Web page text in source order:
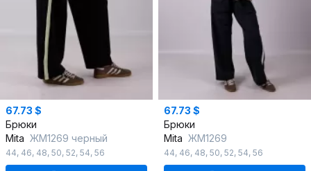
67.73 $
Брюки
Mita ЖМ1269 черный
44, 46, 48, 50, 52, 54, 56
67.73 $
Брюки
Mita ЖМ1269
44, 46, 48, 50, 52, 54, 56